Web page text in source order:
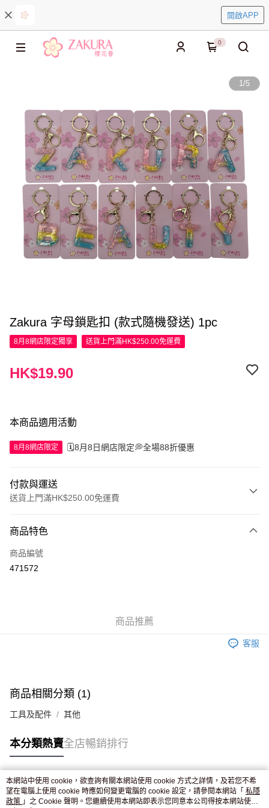
開啟APP
0
1/5
Zakura 字母鎖匙扣 (款式隨機發送) 1pc
8月8網店限定獨享 送貨上門滿HK$250.00免運費
HK$19.90
本商品適用活動
8月8網店限定 🗓️8月8日網店限定💭全場88折優惠
付款與運送
送貨上門滿HK$250.00免運費
信用卡
Apple Pay
商品特色
商品編號
471572
商品推薦
客服
商品相關分類 (1)
工具及配件 其他
本分類熱賣全店暢銷排行
熱門標籤
本網站中使用 cookie，欲查詢有關本網站使用 cookie 方式之詳情，及若您不希
望在電腦上使用 cookie 時應如何變更電腦的 cookie 設定，請參閱本網站「 私隱
政策 」之 Cookie 聲明。您繼續使用本網站即表示您同意本公司得按本網站使用